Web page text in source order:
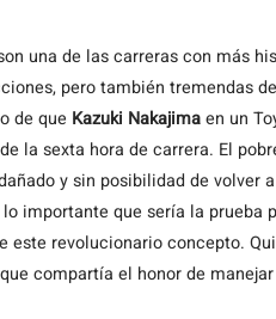
una de las carreras con más
pero también tremendas
de que Kazuki Nakajimaen un
la sexta hora de carrera. El
y sin posibilidad de volver
importante que sería la prueba
este revolucionario concepto.
compartía el honor de